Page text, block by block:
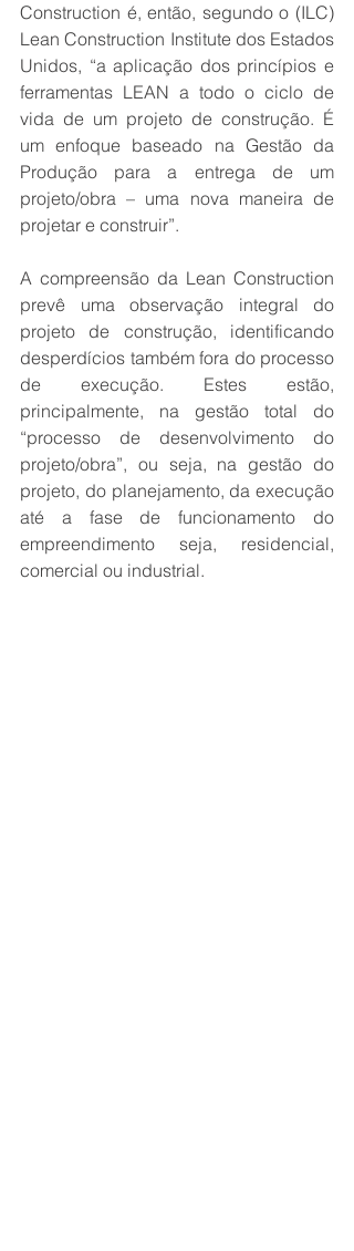
Construction é, então, segundo o (ILC)
Lean Construction Institute dos Estados
Unidos, “a aplicação dos princípios e
ferramentas LEAN a todo o ciclo de
vida de um projeto de construção. É
um enfoque baseado na Gestão da
Produção para a entrega de um
projeto/obra – uma nova maneira de
projetar e construir”.
A compreensão da Lean Construction
prevê uma observação integral do
projeto de construção, identificando
desperdícios também fora do processo
de execução. Estes estão,
principalmente, na gestão total do
“processo de desenvolvimento do
projeto/obra”, ou seja, na gestão do
projeto, do planejamento, da execução
até a fase de funcionamento do
empreendimento seja, residencial,
comercial ou industrial.